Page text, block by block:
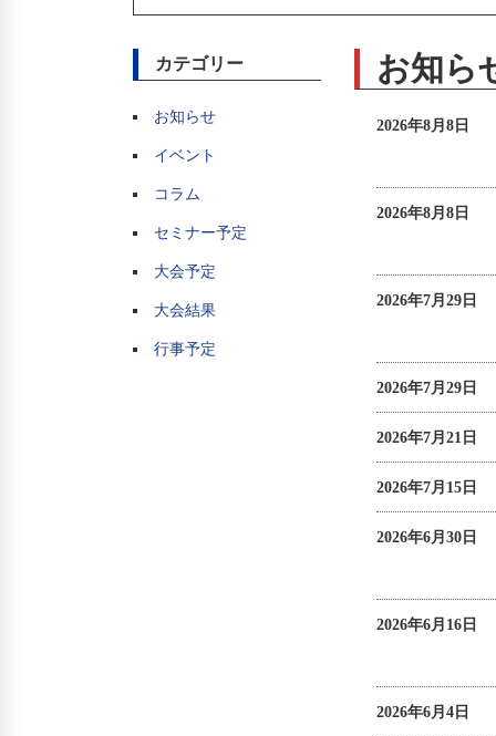
カテゴリー
お知らせ
イベント
コラム
セミナー予定
大会予定
大会結果
行事予定
お知ら
2026年8月8日
2026年8月8日
2026年7月29日
2026年7月29日
2026年7月21日
2026年7月15日
2026年6月30日
2026年6月16日
2026年6月4日